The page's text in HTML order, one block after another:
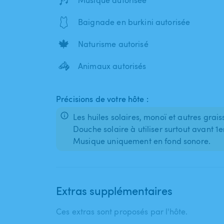
🩱 Baignade en burkini autorisée
🍁 Naturisme autorisé
🦓 Animaux autorisés
Précisions de votre hôte :
Les huiles solaires​​​,​​​ monoï et autres
Douche solaire à utiliser surtout avant
Musique uniquement en fond sonore.
Extras supplémentaires
Ces extras sont proposés par l'hôte.